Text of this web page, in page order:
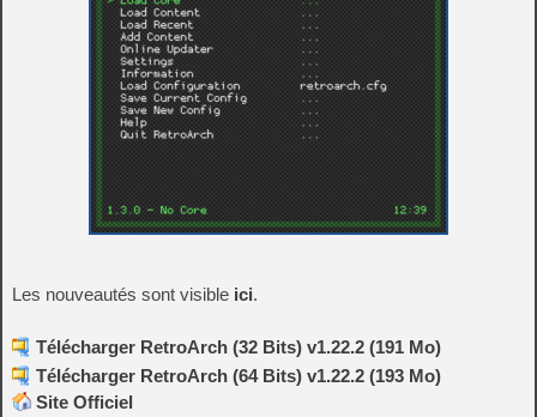
Les nouveautés sont visible ici.
Télécharger RetroArch (32 Bits) v1.22.2 (191 Mo)
Télécharger RetroArch (64 Bits) v1.22.2 (193 Mo)
Site Officiel